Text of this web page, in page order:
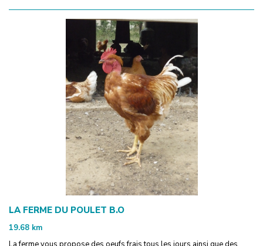
LA FERME DU POULET B.O
19.68 km